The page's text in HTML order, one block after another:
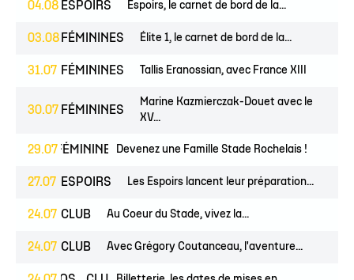
04.08 ESPOIRS Espoirs, le carnet de bord de la...
03.08 FÉMININES Élite 1, le carnet de bord de la...
31.07 FÉMININES Tallis Eranossian, avec France XIII
30.07 FÉMININES
Marine Kazmierczak-Douet avec le
XV...
29.07
FÉMININES CLUB
Devenez une Famille Stade Rochelais !
27.07 ESPOIRS Les Espoirs lancent leur préparation...
24.07 CLUB Au Coeur du Stade, vivez la...
24.07 CLUB Avec Grégory Coutanceau, l'aventure...